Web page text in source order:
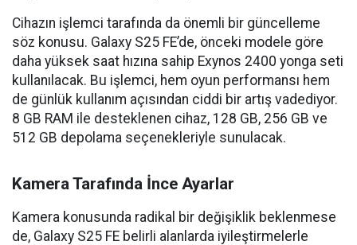
Cihazın işlemci tarafında da önemli bir güncelleme
söz konusu. Galaxy S25 FE’de, önceki modele göre
daha yüksek saat hızına sahip Exynos 2400 yonga seti
kullanılacak. Bu işlemci, hem oyun performansı hem
de günlük kullanım açısından ciddi bir artış vadediyor.
8 GB RAM ile desteklenen cihaz, 128 GB, 256 GB ve
512 GB depolama seçenekleriyle sunulacak.
Kamera Tarafında İnce Ayarlar
Kamera konusunda radikal bir değişiklik beklenmese
de, Galaxy S25 FE belirli alanlarda iyileştirmelerle